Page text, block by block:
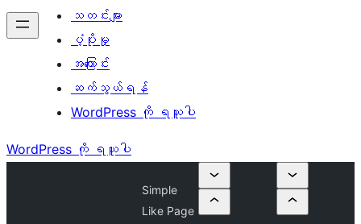
သတင်းများ
ပံ့ပိုးမှု
အကြောင်း
ဆက်သွယ်ရန်
WordPress ကို ရယူပါ
WordPress ကို ရယူပါ
Simple
Like Page